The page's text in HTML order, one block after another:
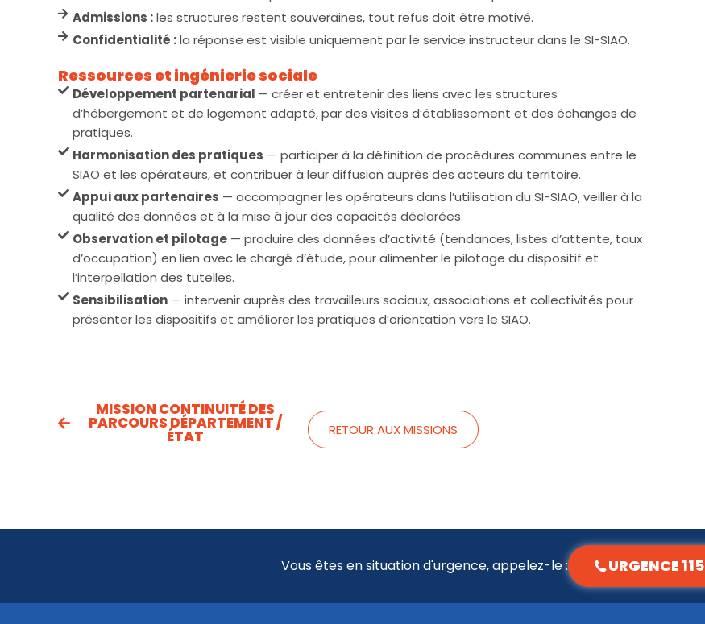
Admissions :les structures restent souveraines, tout refus doit être motivé.
Confidentialité :la réponse est visible uniquement par le service instructeur dans le SI-SIAO.
Ressources et ingénierie sociale
Développement partenarial — créer et entretenir des liens avec les structures
d’hébergement et de logement adapté, par des visites d’établissement et des échanges de
pratiques.
Harmonisation des pratiques — participer à la définition de procédures communes entre le
SIAO et les opérateurs, et contribuer à leur diffusion auprès des acteurs du territoire.
Appui aux partenaires — accompagner les opérateurs dans l’utilisation du SI-SIAO, veiller à la
qualité des données et à la mise à jour des capacités déclarées.
Observation et pilotage— produire des données d’activité (tendances, listes d’attente, taux
d’occupation) en lien avec le chargé d’étude, pour alimenter le pilotage du dispositif et
l’interpellation des tutelles.
Sensibilisation— intervenir auprès des travailleurs sociaux, associations et collectivités pour
présenter les dispositifs et améliorer les pratiques d’orientation vers le SIAO.
MISSION CONTINUITÉ DES
PARCOURS DÉPARTEMENT /
ÉTAT RETOUR AUX MISSIONS
Vous êtes en situation d'urgence, appelez-le : URGENCE 115